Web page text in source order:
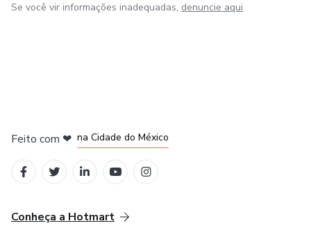
Se você vir informações inadequadas, denuncie aqui
Feito com ❤ na Cidade do México
Conheça a Hotmart